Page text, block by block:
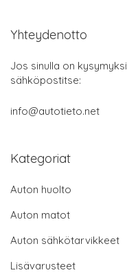
Yhteydenotto
Jos sinulla on
sähköpostitse:
info@autotieto.net
Kategoriat
Auton huolto
Auton matot
Auton sähkötarvikkeet
Lisävarusteet